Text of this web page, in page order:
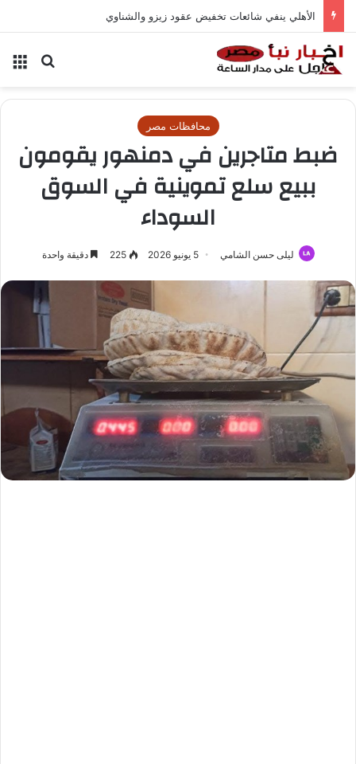
الأهلي ينفي شائعات تخفيض عقود زيزو والشناوي
بحث
محافظات مصر
ضبط متاجرين في دمنهور يقومون
ببيع سلع تموينية في السوق
السوداء
ليلى حسن الشامي 5 يونيو 2026 225 دقيقة واحدة